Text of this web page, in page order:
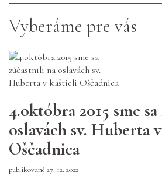
Vyberáme pre vás
4.októbra 2015 sme
oslavách sv. Huberta
Oščadnica
publikované 27. 12. 2022